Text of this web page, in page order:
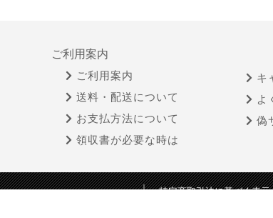
ご利用案内
ご利用案内
送料・配送について
お支払方法について
領収書が必要な時は
キ
よ
偽
特定商取引法に基づく表示